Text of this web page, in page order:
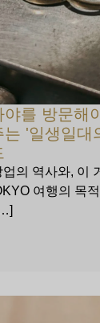
야를 방문해
는 '일생일대
의 역사와, 이
여행의 목